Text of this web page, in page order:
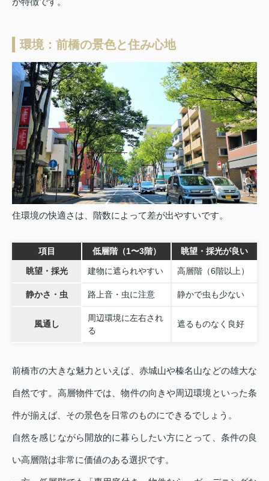
環境：前橋の景色と住み心地
住環境の快適さは、階数によって差が出やすいです。
項目 低層階（1〜3階） 眺望・採光が良い
眺望・採光 建物に遮られやすい 高層階（6階以上）
静かさ・虫 路上音・虫に注意 静かで虫も少ない
風通し
周辺環境に左右され
る
遮るものなく良好
前橋市の大きな魅力といえば、赤城山や榛名山などの雄大な
自然です。高層物件では、物件の向きや周辺環境といった条
件が揃えば、その景色を日常のものにできるでしょう。
自然を感じながら開放的に暮らしたい方にとって、条件の良
い高層階は非常に価値のある選択です。